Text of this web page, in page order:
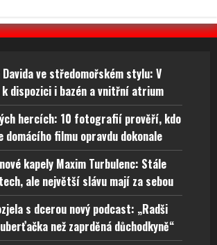
ve středomořském stylu: V
k dispozici i bazén a vnitřní atrium
hercích: 10 fotografií prověří, kdo
domácího filmu opravdu dokonale
kapely Maxim Turbulenc: Stále
ale největší slávu mají za sebou
s dcerou nový podcast: „Radši
než zaprděná důchodkyně“